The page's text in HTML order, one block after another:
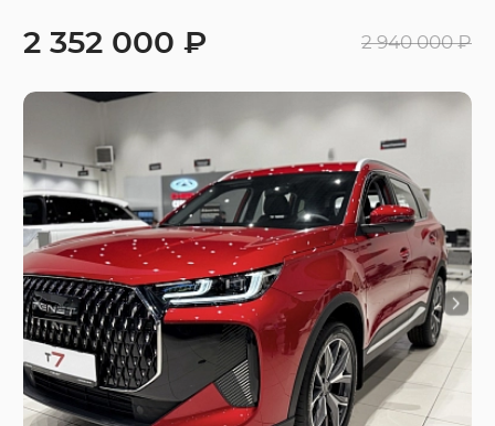
2 352 000 ₽ 2 940 000 ₽